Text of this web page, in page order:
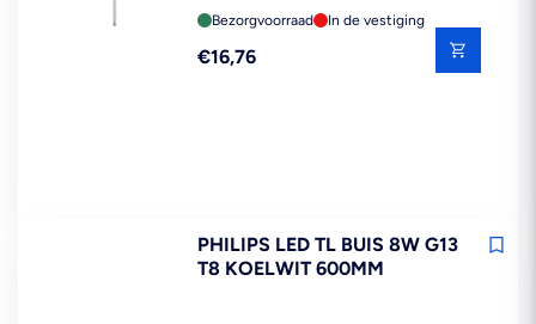
Bezorgvoorraad In de vestiging
Reguliere
€16,76
PHILIPS LED TL BUIS 8W G13
T8 KOELWIT 600MM